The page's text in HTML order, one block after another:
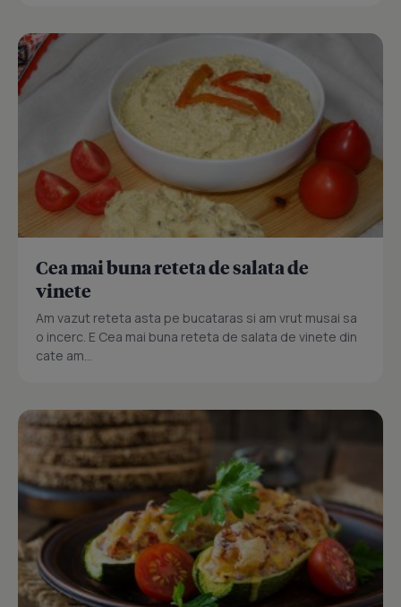
Cea mai buna reteta de salata de
vinete
Am vazut reteta asta pe bucataras si am vrut musai sa
o incerc. E Cea mai buna reteta de salata de vinete din
cate am...